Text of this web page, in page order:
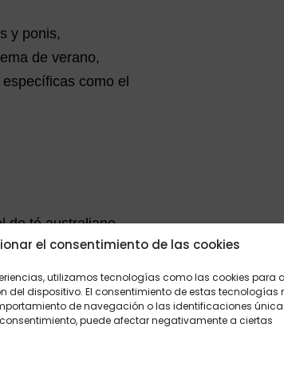
el consentimiento de las cookies
utilizamos tecnologías como las cookies para
del dispositivo. El consentimiento de estas tecnologías
de navegación o las identificaciones
puede afectar negativamente a ciertas
y ponis,
de verano,
como el
de té australiano
sobre la piel del
el picor, estimula
natural de